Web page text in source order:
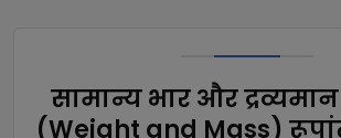
सामान्य भार और
(Weight and Mass)